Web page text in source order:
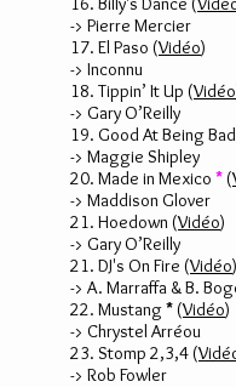
-> Pierre Mercier
17. El Paso (Vidéo)
-> Inconnu
18. Tippin’ It Up (Vidéo
-> Gary O’Reilly
19. Good At Being Bad
-> Maggie Shipley
20. Made in Mexico * (
-> Maddison Glover
21. Hoedown (Vidéo)
-> Gary O’Reilly
21. DJ's On Fire (Vidéo)
-> A. Marraffa & B.
22. Mustang* (Vidéo)
-> Chrystel Arréou
23. Stomp 2,3,4 (
-> Rob Fowler